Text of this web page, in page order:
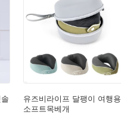
유즈비라이프 달팽이 여행용
소프트목베개